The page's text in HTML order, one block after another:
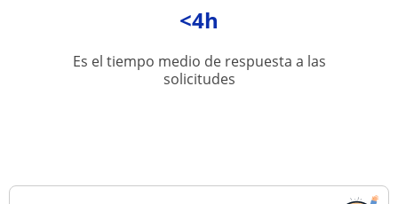
<4h
Es el tiempo medio de respuesta a las
solicitudes